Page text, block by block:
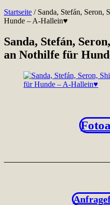
Startseite / Sanda, Stefán,
Hunde – A-Hallein♥
Sanda, Stefán,
an Nothilfe für